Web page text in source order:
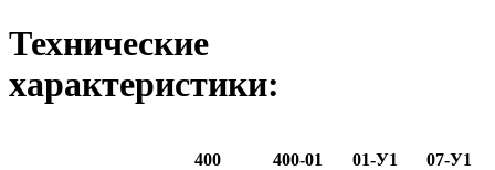
Технические
характеристики:
400 400-01 01-У1 07-У1